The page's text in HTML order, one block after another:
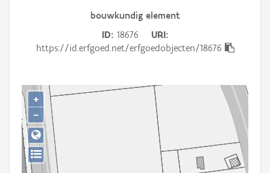
Persoon of collectief
Hergebruik
Aanmelden
bouwkundig element
ID 18676
URI
https://id.erfgoed.net/erfgoedobjecten/18676
+
−